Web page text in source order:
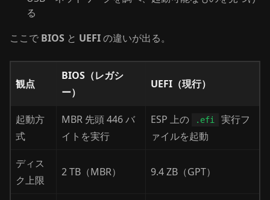
る
ここで BIOS と UEFIの違いが出る。
観点
BIOS（レガシ
ー）
UEFI（現行）
起動方
式
MBR 先頭 446 バ
イトを実行
ESP 上の .efi
実行フ
ァイルを起動
ディス
ク上限
2 TB（MBR） 9.4 ZB（GPT）